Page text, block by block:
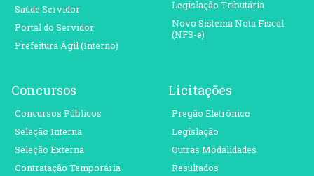
Saúde Servidor
Portal do Servidor
Prefeitura Ágil (Interno)
Legislação Tributária
Novo Sistema Nota Fiscal
(NFS-e)
Concursos
Concursos Públicos
Seleção Interna
Seleção Externa
Contratação Temporária
Licitações
Pregão Eletrônico
Legislação
Outras Modalidades
Resultados